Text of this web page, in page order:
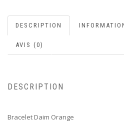
DESCRIPTION
AVIS (0)
DESCRIPTION
Bracelet Daim Orange